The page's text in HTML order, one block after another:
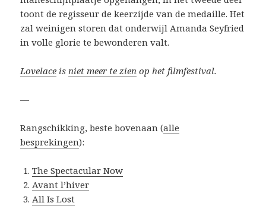
toont de regisseur de keerzijde van de medaille. Het
zal weinigen storen dat onderwijl Amanda Seyfried
in volle glorie te bewonderen valt.
Lovelace is niet meer te zien op het filmfestival.
—
Rangschikking, beste bovenaan (alle
besprekingen):
The Spectacular Now
Avant l’hiver
All Is Lost